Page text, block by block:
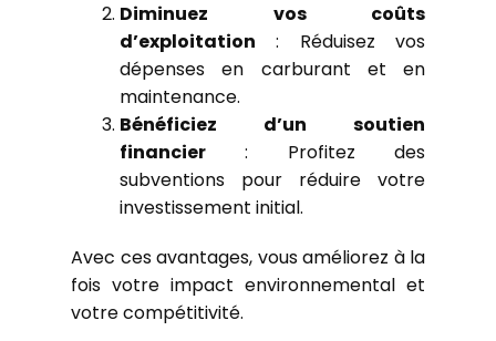
Diminuez vos coûts
d’exploitation : Réduisez vos
dépenses en carburant et en
maintenance.
Bénéficiez d’un soutien
financier : Profitez des
subventions pour réduire votre
investissement initial.
Avec ces avantages, vous améliorez à la
fois votre impact environnemental et
votre compétitivité.